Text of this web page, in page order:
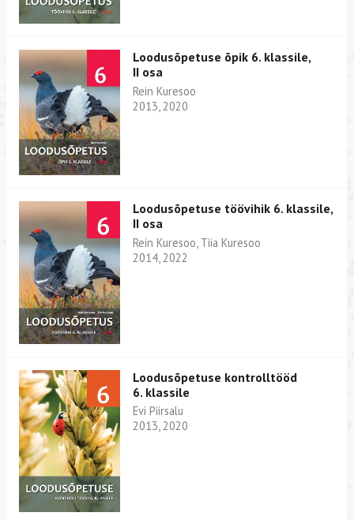
Loodusõpetuse õpik 6. klassile,
II osa
Rein Kuresoo
2013, 2020
Loodusõpetuse töövihik 6. klassile,
II osa
Rein Kuresoo, Tiia Kuresoo
2014, 2022
Loodusõpetuse kontrolltööd
6. klassile
Evi Piirsalu
2013, 2020